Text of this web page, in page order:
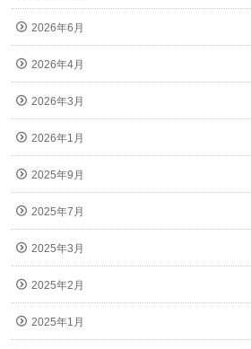
2026年6月
2026年4月
2026年3月
2026年1月
2025年9月
2025年7月
2025年3月
2025年2月
2025年1月